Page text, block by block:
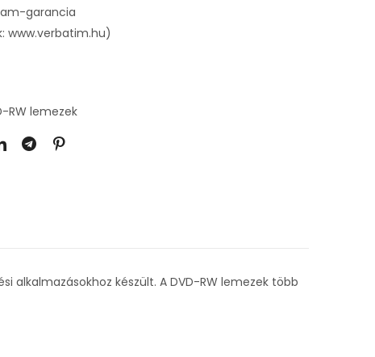
garancia
www.verbatim.hu)
RW lemezek
alkalmazásokhoz készült. A DVD-RW lemezek több